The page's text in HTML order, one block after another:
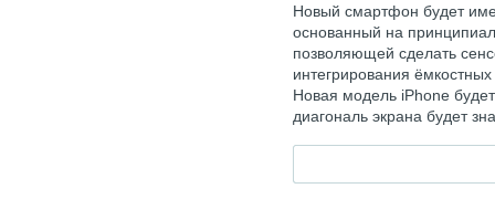
Новый смартфон будет
основанный на
позволяющей сделать
интегрирования
Новая модель iPhone
диагональ экрана будет